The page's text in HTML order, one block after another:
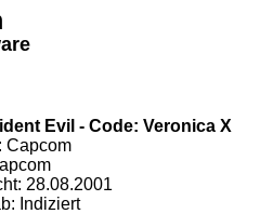
Evil - Code: Veronica X
Capcom
28.08.2001
Indiziert